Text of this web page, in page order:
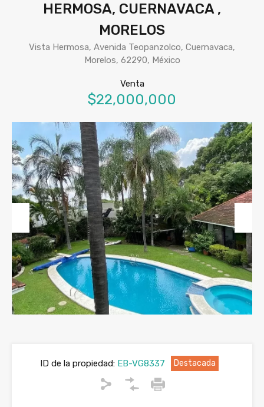
HERMOSA, CUERNAVACA ,
MORELOS
Vista Hermosa, Avenida Teopanzolco, Cuernavaca,
Morelos, 62290, México
Venta
$22,000,000
Previous Next
ID de la propiedad:EB-VG8337 Destacada